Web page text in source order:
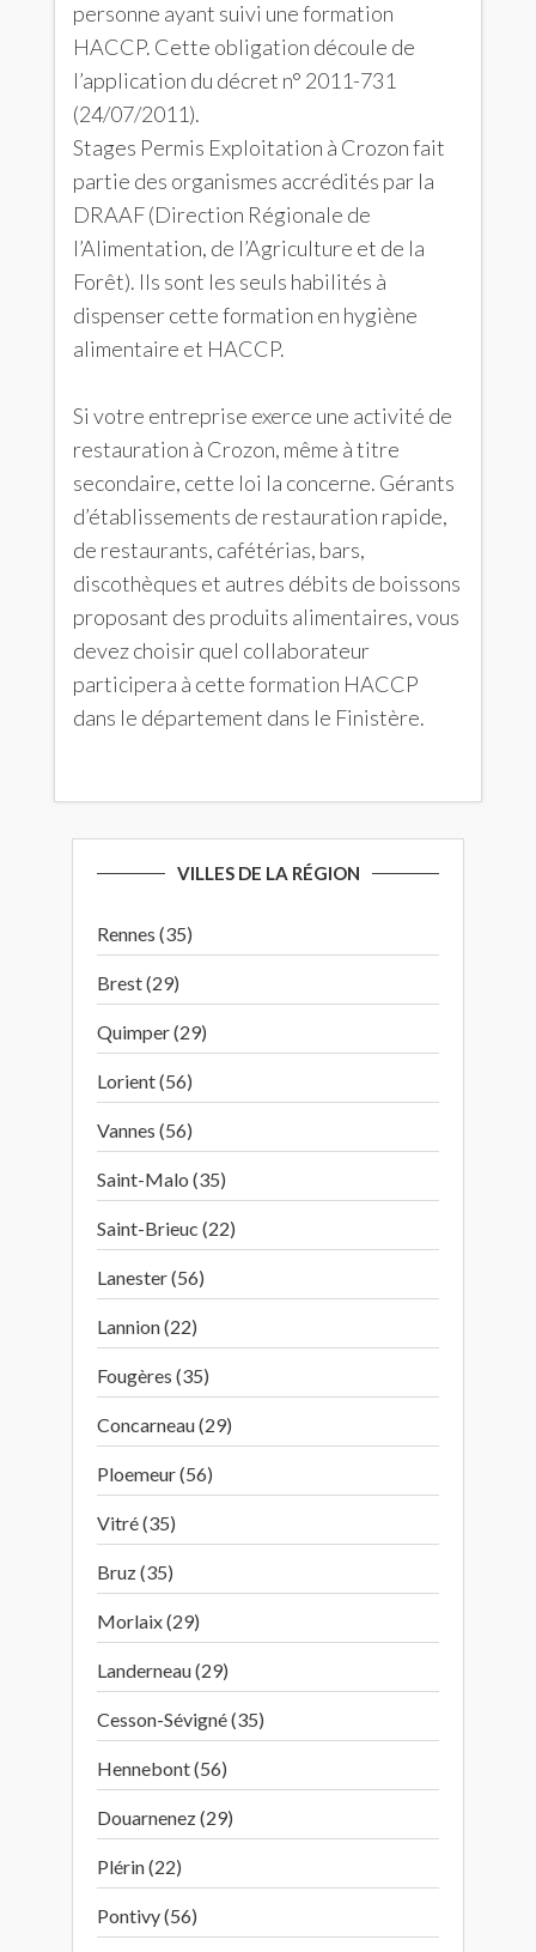
personne ayant suivi une formation
HACCP. Cette obligation découle de
l’application du décret n° 2011-731
(24/07/2011).
Stages Permis Exploitation à Crozon fait
partie des organismes accrédités par la
DRAAF (Direction Régionale de
l’Alimentation, de l’Agriculture et de la
Forêt). Ils sont les seuls habilités à
dispenser cette formation en hygiène
alimentaire et HACCP.
Si votre entreprise exerce une activité de
restauration à Crozon, même à titre
secondaire, cette loi la concerne. Gérants
d’établissements de restauration rapide,
de restaurants, cafétérias, bars,
discothèques et autres débits de boissons
proposant des produits alimentaires, vous
devez choisir quel collaborateur
participera à cette formation HACCP
dans le département dans le Finistère.
VILLES DE LA RÉGION
Rennes (35)
Brest (29)
Quimper (29)
Lorient (56)
Vannes (56)
Saint-Malo (35)
Saint-Brieuc (22)
Lanester (56)
Lannion (22)
Fougères (35)
Concarneau (29)
Ploemeur (56)
Vitré (35)
Bruz (35)
Morlaix (29)
Landerneau (29)
Cesson-Sévigné (35)
Hennebont (56)
Douarnenez (29)
Plérin (22)
Pontivy (56)